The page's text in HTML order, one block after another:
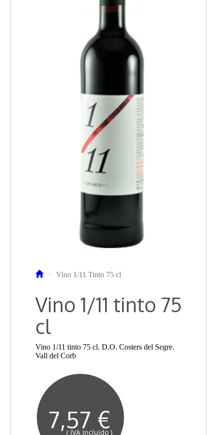
Vino 1/11 Tinto 75 cl
Vino 1/11 tinto 75
cl
Vino 1/11 tinto 75 cl. D.O. Costers del Segre.
Vall del Corb
7,57 €
( IVA Incluido )